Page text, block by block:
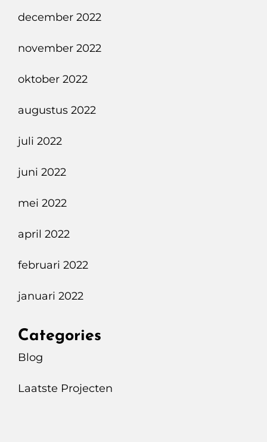
december 2022
november 2022
oktober 2022
augustus 2022
juli 2022
juni 2022
mei 2022
april 2022
februari 2022
januari 2022
Categories
Blog
Laatste Projecten